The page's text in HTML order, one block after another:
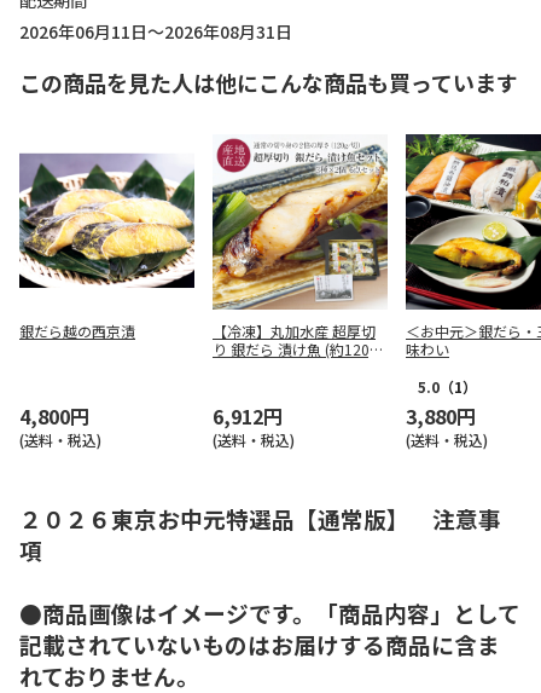
2026年06月11日～2026年08月31日
この商品を見た人は他にこんな商品も買っています
銀だら越の西京漬
4,800円
(送料・税込)
【冷凍】丸加水産 超厚切
り 銀だら 漬け魚 (約120g)
6,912円
(送料・税込)
＜お中元＞銀だら・
味わい
5.0 （1）
3,880円
(送料・税込)
２０２６東京お中元特選品【通常版】 注意事
項
●商品画像はイメージです。「商品内容」として
記載されていないものはお届けする商品に含ま
れておりません。